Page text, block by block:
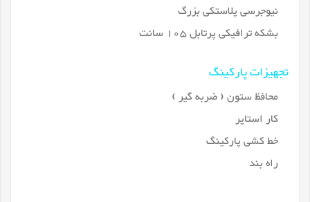
نیوجرسی پلاستکی بزرگ
بشکه ترافیکی پرتابل 105 سانت
تجهیزات پارکینگ
محافظ ستون ( ضربه گیر )
کار استاپر
خط کشی پارکینگ
راه بند